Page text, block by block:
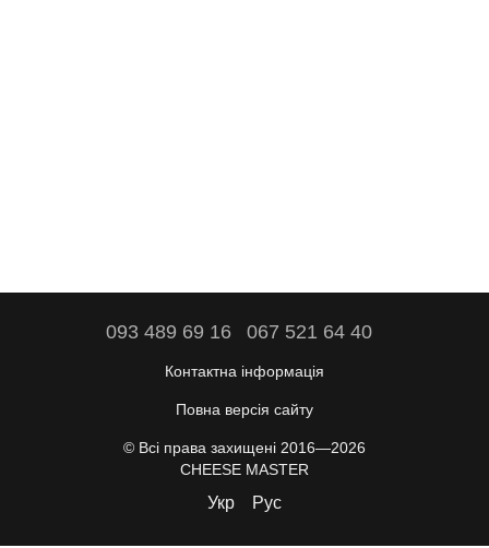
093 489 69 16 067 521 64 40
Контактна інформація
Повна версія сайту
© Всі права захищені 2016—2026
CHEESE MASTER
Укр Рус